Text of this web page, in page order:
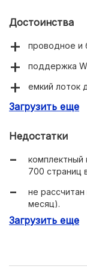
Достоинства
проводное и
поддержка
емкий лоток
доступная
облачные
компактные
Загрузить еще
Недостатки
комплектный
700 страниц
не
месяц).
Загрузить еще